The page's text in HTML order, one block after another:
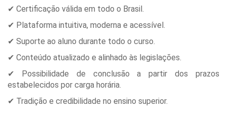
✔ Certificação válida em todo o Brasil.
✔ Plataforma intuitiva, moderna e acessível.
✔ Suporte ao aluno durante todo o curso.
✔ Conteúdo atualizado e alinhado às legislações.
✔ Possibilidade de conclusão a partir dos prazos
estabelecidos por carga horária.
✔ Tradição e credibilidade no ensino superior.